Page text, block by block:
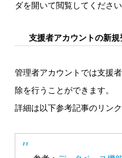
ダを開いて閲覧してください
支援者アカウントの新
管理者アカウントでは支援
除を行うことができます。
詳細は以下参考記事のリン